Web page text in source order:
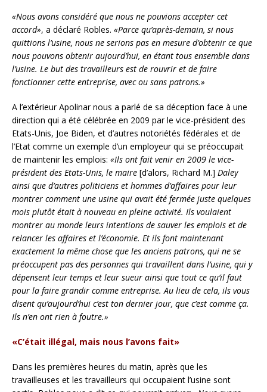
«Nous avons considéré que nous ne pouvions accepter cet
accord», a déclaré Robles. «Parce qu’après-demain, si nous
quittions l’usine, nous ne serions pas en mesure d’obtenir ce que
nous pouvons obtenir aujourd’hui, en étant tous ensemble dans
l’usine. Le but des travailleurs est de rouvrir et de faire
fonctionner cette entreprise, avec ou sans patrons.»
A l’extérieur Apolinar nous a parlé de sa déception face à une
direction qui a été célébrée en 2009 par le vice-président des
Etats-Unis, Joe Biden, et d’autres notoriétés fédérales et de
l’Etat comme un exemple d’un employeur qui se préoccupait
de maintenir les emplois: «Ils ont fait venir en 2009 le vice-
président des Etats-Unis, le maire [d’alors, Richard M.] Daley
ainsi que d’autres politiciens et hommes d’affaires pour leur
montrer comment une usine qui avait été fermée juste quelques
mois plutôt était à nouveau en pleine activité. Ils voulaient
montrer au monde leurs intentions de sauver les emplois et de
relancer les affaires et l’économie. Et ils font maintenant
exactement la même chose que les anciens patrons, qui ne se
préoccupent pas des personnes qui travaillent dans l’usine, qui y
dépensent leur temps et leur sueur ainsi que tout ce qu’il faut
pour la faire grandir comme entreprise. Au lieu de cela, ils vous
disent qu’aujourd’hui c’est ton dernier jour, que c’est comme ça.
Ils n’en ont rien à foutre.»
«C’était illégal, mais nous l’avons fait»
Dans les premières heures du matin, après que les
travailleuses et les travailleurs qui occupaient l’usine sont